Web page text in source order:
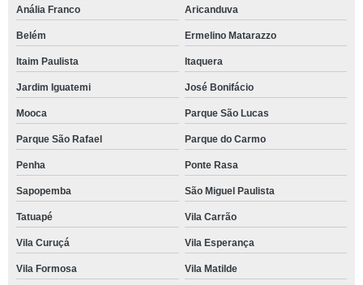
Anália Franco
Aricanduva
Belém Ermelino Matarazzo
Itaim Paulista Itaquera
Jardim Iguatemi José Bonifácio
Mooca Parque São Lucas
Parque São Rafael Parque do Carmo
Penha Ponte Rasa
Sapopemba São Miguel Paulista
Tatuapé Vila Carrão
Vila Curuçá Vila Esperança
Vila Formosa Vila Matilde